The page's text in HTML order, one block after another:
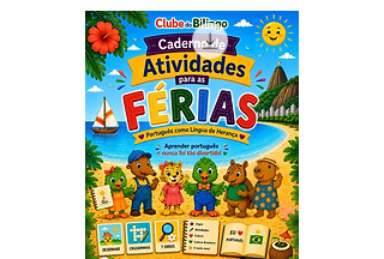
Material: Pelúcia